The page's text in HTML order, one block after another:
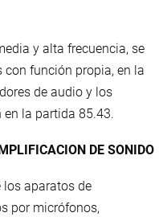
y alta frecuencia, se
función propia, en la
de audio y los
la partida 85.43.
DE SONIDO
los aparatos de
por micrófonos,